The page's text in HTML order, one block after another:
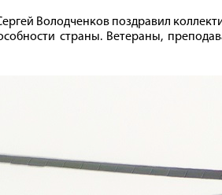
Володченков поздравил
страны. Ветераны,